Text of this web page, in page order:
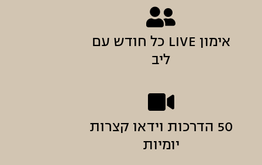
אימון LIVE כל חודש עם
ליב
50 הדרכות וידאו קצרות
יומיות